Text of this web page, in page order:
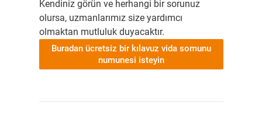
Kendiniz görün ve herhangi bir sorunuz
olursa, uzmanlarımız size yardımcı
olmaktan mutluluk duyacaktır.
Buradan ücretsiz bir kılavuz vida somunu
numunesi isteyin